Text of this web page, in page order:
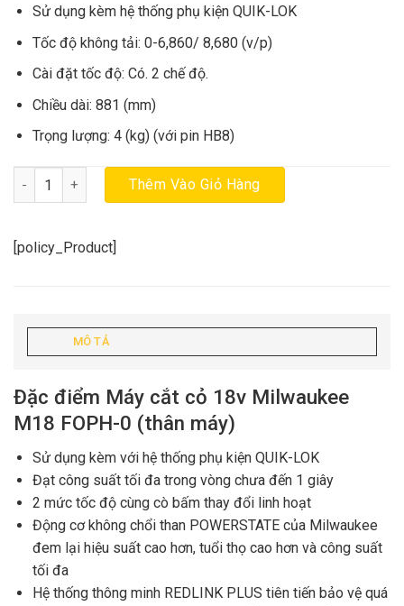
Sử dụng kèm hệ thống phụ kiện QUIK-LOK
Tốc độ không tải: 0-6,860/ 8,680 (v/p)
Cài đặt tốc độ: Có. 2 chế độ.
Chiều dài: 881 (mm)
Trọng lượng: 4 (kg) (với pin HB8)
Máy cắt cỏ 18v Milwaukee M18 FOPH-0 (thân máy) chính hãng
Thêm Vào Giỏ Hàng
[policy_Product]
MÔ TẢ
Đặc điểm Máy cắt cỏ 18v Milwaukee
M18 FOPH-0 (thân máy)
Sử dụng kèm với hệ thống phụ kiện QUIK-LOK
Đạt công suất tối đa trong vòng chưa đến 1 giây
2 mức tốc độ cùng cò bấm thay đổi linh hoạt
Động cơ không chổi than POWERSTATE của Milwaukee
đem lại hiệu suất cao hơn, tuổi thọ cao hơn và công suất
tối đa
Hệ thống thông minh REDLINK PLUS tiên tiến bảo vệ quá